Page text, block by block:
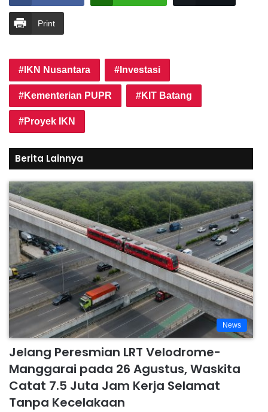
Print
IKN Nusantara Investasi
Kementerian PUPR KIT Batang
Proyek IKN
Berita Lainnya
News
Jelang Peresmian LRT Velodrome-
Manggarai pada 26 Agustus, Waskita
Catat 7.5 Juta Jam Kerja Selamat
Tanpa Kecelakaan